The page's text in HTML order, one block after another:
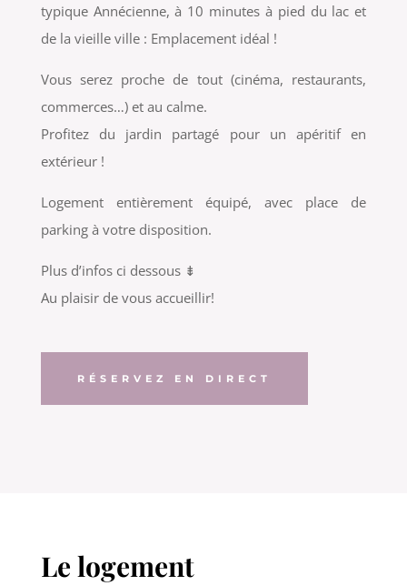
typique Annécienne, à 10 minutes à pied du lac et
de la vieille ville : Emplacement idéal !
Vous serez proche de tout (cinéma, restaurants,
commerces…) et au calme.
Profitez du jardin partagé pour un apéritif en
extérieur !
Logement entièrement équipé, avec place de
parking à votre disposition.
Plus d’infos ci dessous ⇟
Au plaisir de vous accueillir!
RÉSERVEZ EN DIRECT
Le logement